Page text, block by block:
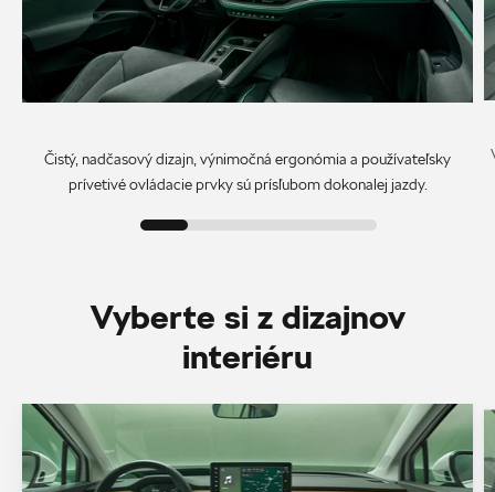
Čistý, nadčasový dizajn, výnimočná ergonómia a používateľsky
prívetivé ovládacie prvky sú prísľubom dokonalej jazdy.
Vyberte si z dizajnov
interiéru